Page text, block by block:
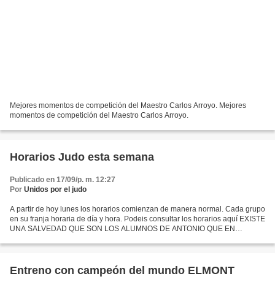
Mejores momentos de competición del Maestro Carlos Arroyo. Mejores
momentos de competición del Maestro Carlos Arroyo.
Horarios Judo esta semana
Publicado en 17/09/p. m. 12:27
Por Unidos por el judo
A partir de hoy lunes los horarios comienzan de manera normal. Cada grupo
en su franja horaria de día y hora. Podeis consultar los horarios aquí EXISTE
UNA SALVEDAD QUE SON LOS ALUMNOS DE ANTONIO QUE EN
Entreno con campeón del mundo ELMONT